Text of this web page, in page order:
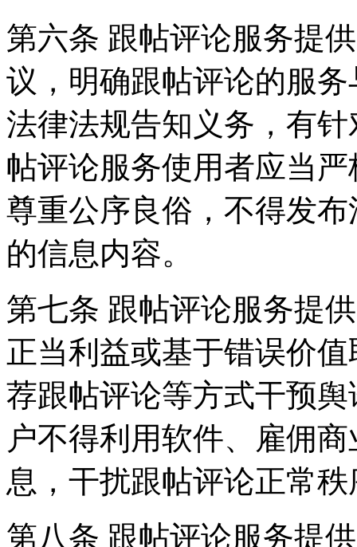
第六条 跟帖评论服务提
议，明确跟帖评论的服
法律法规告知义务，有
帖评论服务使用者应当
尊重公序良俗，不得发
的信息内容。
第七条 跟帖评论服务提
正当利益或基于错误价
荐跟帖评论等方式干预
户不得利用软件、雇佣
息，干扰跟帖评论正常
第八条 跟帖评论服务提